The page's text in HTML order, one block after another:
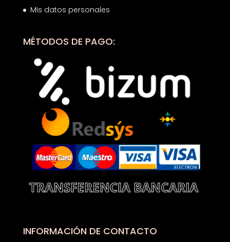
Mis datos personales
MÉTODOS DE PAGO:
INFORMACIÓN DE CONTACTO